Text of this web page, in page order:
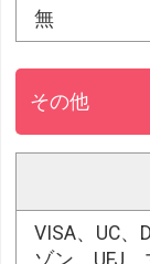
無
その他
VISA、UC、
ゾン、UFJ